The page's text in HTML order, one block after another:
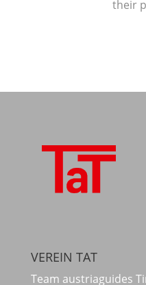
their
VEREIN TAT
Team austriaguides